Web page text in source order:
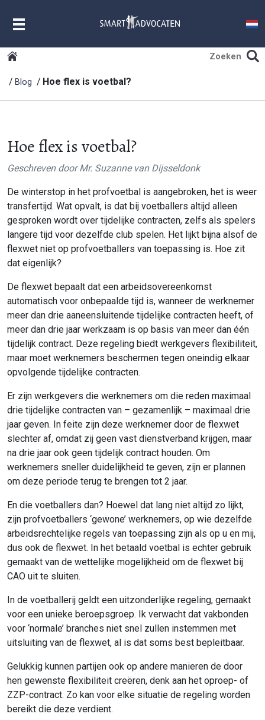
Blog Hoe flex is voetbal?
Hoe flex is voetbal?
Geschreven doorMr. Suzanne van Dijsseldonk
De winterstop in het profvoetbal is aangebroken, het is weer
transfertijd. Wat opvalt, is dat bij voetballers altijd alleen
gesproken wordt over tijdelijke contracten, zelfs als spelers
langere tijd voor dezelfde club spelen. Het lijkt bijna alsof de
flexwet niet op profvoetballers van toepassing is. Hoe zit
dat eigenlijk?
De flexwet bepaalt dat een arbeidsovereenkomst
automatisch voor onbepaalde tijd is, wanneer de werknemer
meer dan drie aaneensluitende tijdelijke contracten heeft, of
meer dan drie jaar werkzaam is op basis van meer dan één
tijdelijk contract. Deze regeling biedt werkgevers flexibiliteit,
maar moet werknemers beschermen tegen oneindig elkaar
opvolgende tijdelijke contracten.
Er zijn werkgevers die werknemers om die reden maximaal
drie tijdelijke contracten van – gezamenlijk – maximaal drie
jaar geven. In feite zijn deze werknemer door de flexwet
slechter af, omdat zij geen vast dienstverband krijgen, maar
na drie jaar ook geen tijdelijk contract houden. Om
werknemers sneller duidelijkheid te geven, zijn er plannen
om deze periode terug te brengen tot 2 jaar.
En die voetballers dan? Hoewel dat lang niet altijd zo lijkt,
zijn profvoetballers ‘gewone’ werknemers, op wie dezelfde
arbeidsrechtelijke regels van toepassing zijn als op u en mij,
dus ook de flexwet. In het betaald voetbal is echter gebruik
gemaakt van de wettelijke mogelijkheid om de flexwet bij
CAO uit te sluiten.
In de voetballerij geldt een uitzonderlijke regeling, gemaakt
voor een unieke beroepsgroep. Ik verwacht dat vakbonden
voor ‘normale’ branches niet snel zullen instemmen met
uitsluiting van de flexwet, al is dat soms best bepleitbaar.
Gelukkig kunnen partijen ook op andere manieren de door
hen gewenste flexibiliteit creëren, denk aan het oproep- of
ZZP-contract. Zo kan voor elke situatie de regeling worden
bereikt die deze verdient.